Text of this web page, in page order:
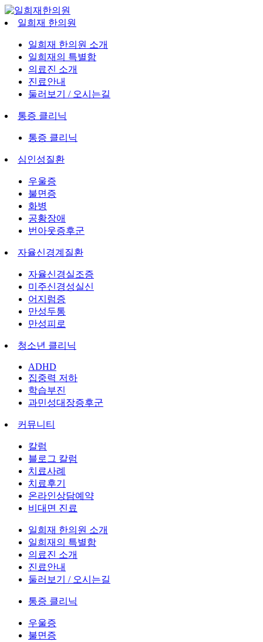
일희재 한의원
일희재 한의원 소개
일희재의 특별함
의료진 소개
진료안내
둘러보기 / 오시는길
통증 클리닉
통증 클리닉
심인성질환
우울증
불면증
화병
공황장애
번아웃증후군
자율신경계질환
자율신경실조증
미주신경성실신
어지럼증
만성두통
만성피로
청소년 클리닉
ADHD
집중력 저하
학습부진
과민성대장증후군
커뮤니티
칼럼
블로그 칼럼
치료사례
치료후기
온라인상담예약
비대면 진료
일희재 한의원 소개
일희재의 특별함
의료진 소개
진료안내
둘러보기 / 오시는길
통증 클리닉
우울증
불면증